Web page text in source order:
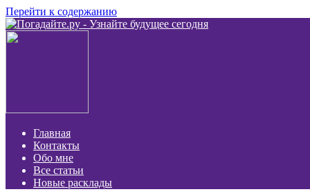
Перейти к содержанию
Главная
Контакты
Обо мне
Все статьи
Новые расклады